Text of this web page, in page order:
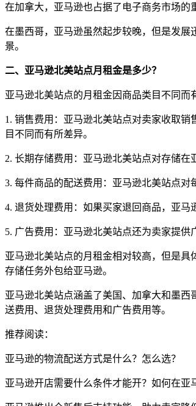
在加拿大，亚马逊也占据了电子商务市场的
在墨西哥，亚马逊虽然起步较晚，但是发
景。
二、亚马逊北美站点月租金是多少？
亚马逊北美站点的月租金因商品类目不同而
1. 销售费用：亚马逊北美站点对卖家收取
目不同而有所差异。
2. 长期存储费用：亚马逊北美站点对存储在
3. 每件商品的配送费用：亚马逊北美站点对
4. 退货处理费用：如果买家退回商品，亚马
5. 广告费用：亚马逊北美站点还为卖家提供
亚马逊北美站点的月租金相对较高，但是具
存储任务外包给亚马逊。
亚马逊北美站点涵盖了美国、加拿大和墨
送费用、退货处理费用和广告费用等。
推荐阅读：
亚马逊的物流配送方式是什么？怎么选？
亚马逊开店需要什么条件才能开？如何在亚